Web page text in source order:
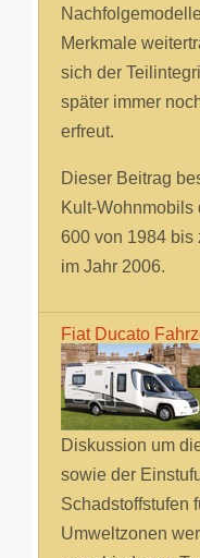
Merkmale
sich der
später immer
erfreut.
Dieser Beitrag
Kult-
600 von 1984 bis
im Jahr 2006.
Fiat Ducato
Diskussion um
sowie der
Schadstoffstufen
Umweltzonen